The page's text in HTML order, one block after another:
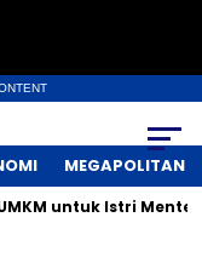
MEGAPOLITAN
untuk Istri